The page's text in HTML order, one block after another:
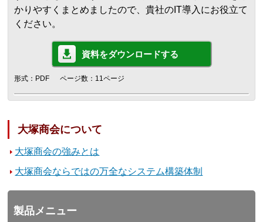
かりやすくまとめましたので、貴社のIT導入にお役立て
ください。
資料をダウンロードする
形式：PDF ページ数：11ページ
大塚商会について
大塚商会の強みとは
大塚商会ならではの万全なシステム構築体制
製品メニュー